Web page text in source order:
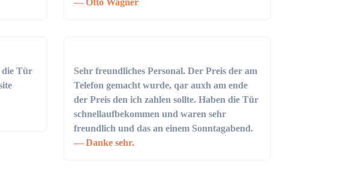
Otto Wagner
die Tür
Sehr freundliches Personal. Der Preis der am
Telefon gemacht wurde, qar auxh am ende
der Preis den ich zahlen sollte. Haben die Tür
schnellaufbekommen und waren sehr
freundlich und das an einem Sonntagabend.
Danke sehr.